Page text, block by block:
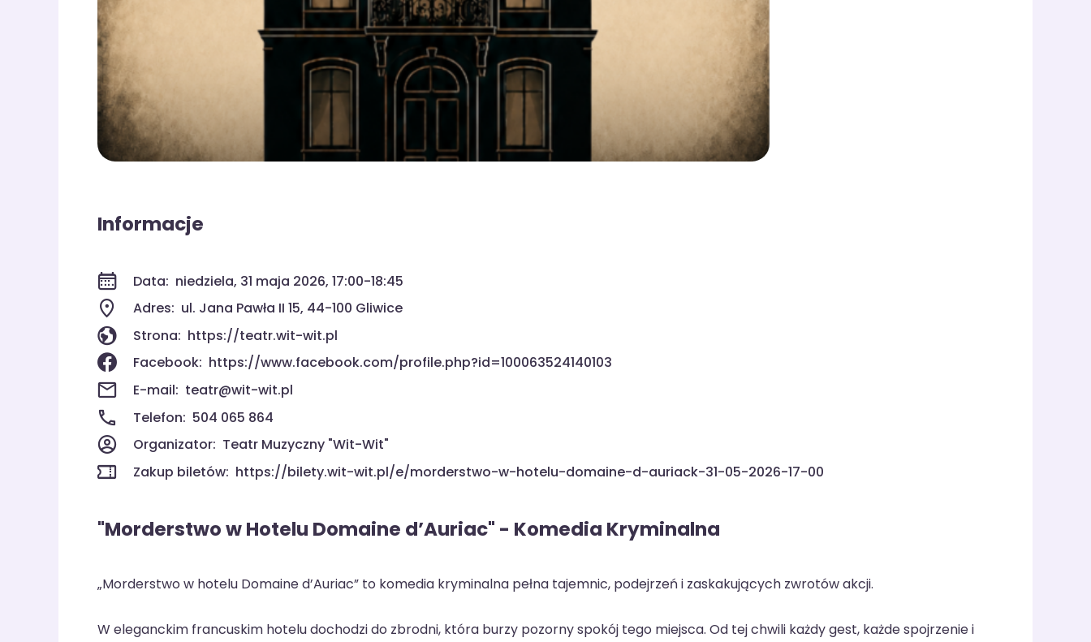
Informacje
Data: niedziela, 31 maja 2026, 17:00-18:45
Adres: ul. Jana Pawła II 15, 44-100 Gliwice
Strona: https://teatr.wit-wit.pl
Facebook: https://www.facebook.com/profile.php?id=100063524140103
E-mail: teatr@wit-wit.pl
Telefon: 504 065 864
Organizator: Teatr Muzyczny "Wit-Wit"
Zakup biletów: https://bilety.wit-wit.pl/e/morderstwo-w-hotelu-domaine-d-auriack-31-05-2026-17-00
"Morderstwo w Hotelu Domaine d’Auriac" - Komedia Kryminalna
„Morderstwo w hotelu Domaine d’Auriac” to komedia kryminalna pełna tajemnic, podejrzeń i zaskakujących zwrotów akcji.
W eleganckim francuskim hotelu dochodzi do zbrodni, która burzy pozorny spokój tego miejsca. Od tej chwili każdy gest, każde spojrzenie i